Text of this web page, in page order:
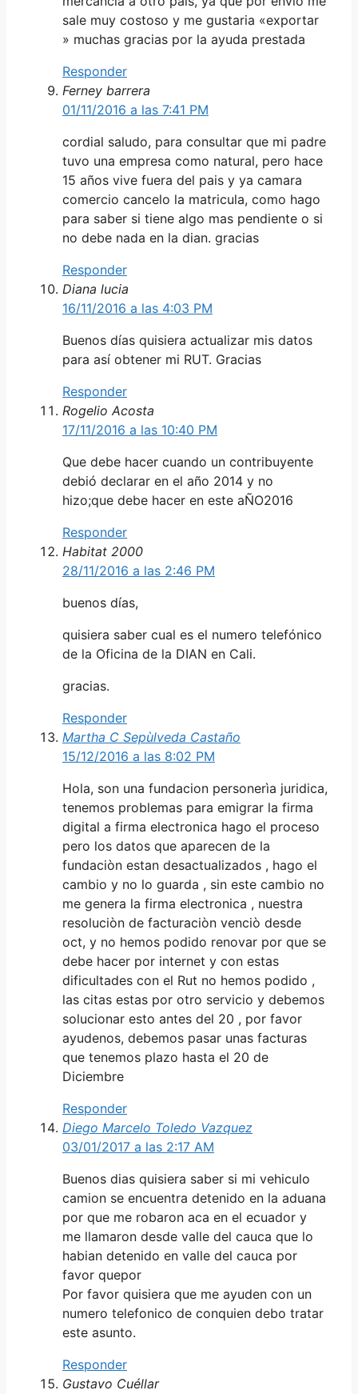
sale muy costoso y me gustaria «exportar
» muchas gracias por la ayuda prestada
Responder
Ferney barrera
01/11/2016 a las 7:41 PM
cordial saludo, para consultar que mi padre
tuvo una empresa como natural, pero hace
15 años vive fuera del pais y ya camara
comercio cancelo la matricula, como hago
para saber si tiene algo mas pendiente o si
no debe nada en la dian. gracias
Responder
Diana lucia
16/11/2016 a las 4:03 PM
Buenos días quisiera actualizar mis datos
para así obtener mi RUT. Gracias
Responder
Rogelio Acosta
17/11/2016 a las 10:40 PM
Que debe hacer cuando un contribuyente
debió declarar en el año 2014 y no
hizo;que debe hacer en este aÑO2016
Responder
Habitat 2000
28/11/2016 a las 2:46 PM
buenos días,
quisiera saber cual es el numero telefónico
de la Oficina de la DIAN en Cali.
gracias.
Responder
Martha C Sepùlveda Castaño
15/12/2016 a las 8:02 PM
Hola, son una fundacion personerìa juridica,
tenemos problemas para emigrar la firma
digital a firma electronica hago el proceso
pero los datos que aparecen de la
fundaciòn estan desactualizados , hago el
cambio y no lo guarda , sin este cambio no
me genera la firma electronica , nuestra
resoluciòn de facturaciòn venciò desde
oct, y no hemos podido renovar por que se
debe hacer por internet y con estas
dificultades con el Rut no hemos podido ,
las citas estas por otro servicio y debemos
solucionar esto antes del 20 , por favor
ayudenos, debemos pasar unas facturas
que tenemos plazo hasta el 20 de
Diciembre
Responder
Diego Marcelo Toledo Vazquez
03/01/2017 a las 2:17 AM
Buenos dias quisiera saber si mi vehiculo
camion se encuentra detenido en la aduana
por que me robaron aca en el ecuador y
me llamaron desde valle del cauca que lo
habian detenido en valle del cauca por
favor quepor
Por favor quisiera que me ayuden con un
numero telefonico de conquien debo tratar
este asunto.
Responder
Gustavo Cuéllar